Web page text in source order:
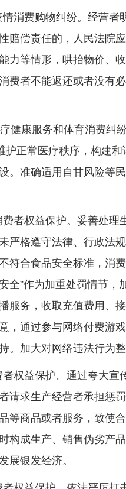
费购物纠纷。经营者
赔偿责任的，人民法院
力等情形，哄抬物价、
费者不能返还或者没有
康服务和体育消费纠纷
护正常医疗秩序，构建
。准确适用自甘风险等
权益保护。妥善处理
严格遵守法律、行政法
符合食品安全标准，消
全”作为加重处罚情节
服务，收取充值费用、
，通过参与网络付费游
。加大对网络违法行为
益保护。通过夸大宣
请求生产经营者承担惩
等商品或者服务，致使
构成生产、销售伪劣产
展银发经济。